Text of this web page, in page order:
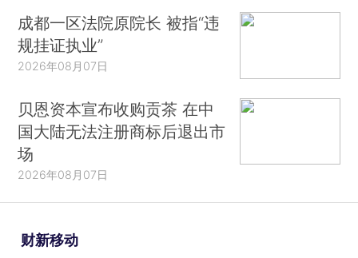
成都一区法院原院长 被指“违
规挂证执业”
2026年08月07日
贝恩资本宣布收购贡茶 在中
国大陆无法注册商标后退出市
场
2026年08月07日
财新移动